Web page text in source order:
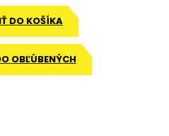
DO KOŠÍKA
OBĽÚBENÝCH